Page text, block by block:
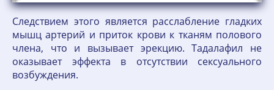
Следствием этого является расслабление гладких
мышц артерий и приток крови к тканям полового
члена, что и вызывает эрекцию. Тадалафил не
оказывает эффекта в отсутствии сексуального
возбуждения.